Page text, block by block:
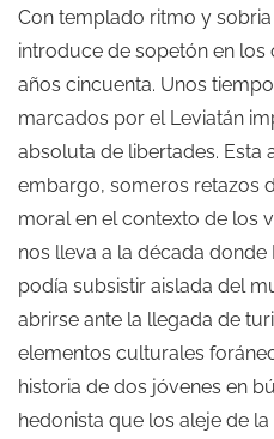
Con templado ritmo y
introduce de sopetón en
años cincuenta. Unos
marcados por el Leviatán
absoluta de libertades. Esta
embargo, someros retazos
moral en el contexto de los
nos lleva a la década donde
podía subsistir aislada del
abrirse ante la llegada de
elementos culturales
historia de dos jóvenes en
hedonista que los aleje de